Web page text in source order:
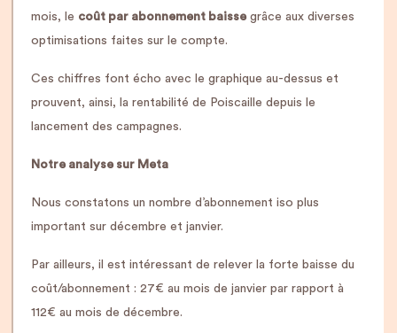
mois, le coût par abonnement baissegrâce aux diverses
optimisations faites sur le compte.
Ces chiffres font écho avec le graphique au-dessus et
prouvent, ainsi, la rentabilité de Poiscaille depuis le
lancement des campagnes.
Notre analyse sur Meta
Nous constatons un nombre d’abonnement iso plus
important sur décembre et janvier.
Par ailleurs, il est intéressant de relever la forte baisse du
coût/abonnement : 27€ au mois de janvier par rapport à
112€ au mois de décembre.